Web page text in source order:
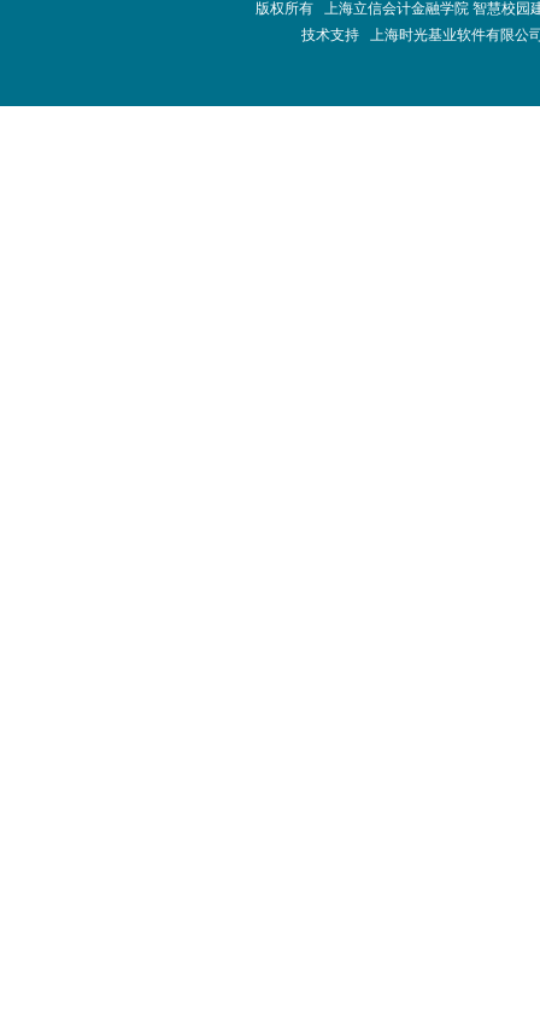
版权所有 上海立信会计金融学院 智慧校园
技术支持 上海时光基业软件有限公